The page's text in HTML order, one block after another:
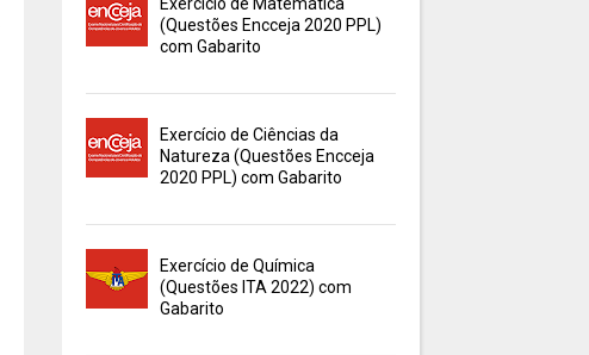
(Questões Encceja 2020 PPL)
com Gabarito
Exercício de Ciências da
Natureza (Questões Encceja
2020 PPL) com Gabarito
Exercício de Química
(Questões ITA 2022) com
Gabarito